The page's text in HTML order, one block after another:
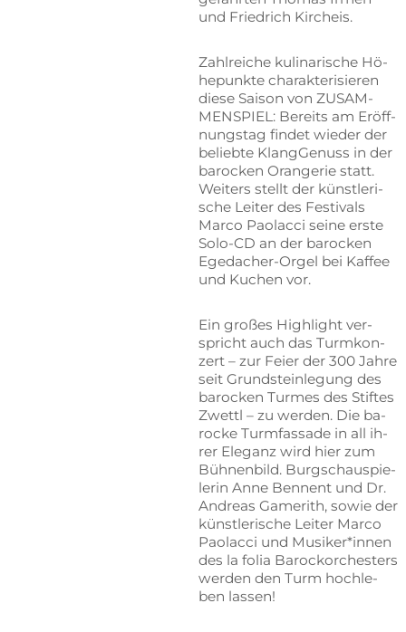
und Fried­rich Kircheis.
Zahl­rei­che ku­li­na­ri­sche Hö­
he­punk­te cha­rak­te­ri­sie­ren
die­se Sai­son von ZU­SAM­
MEN­SPIEL: Be­reits am Er­öff­
nungs­tag fin­det wie­der der
be­lieb­te Klang­Ge­nuss in der
ba­ro­cken Oran­ge­rie statt.
Wei­ters stellt der künst­le­ri­
sche Lei­ter des Fes­ti­vals
Mar­co Pao­l­ac­ci sei­ne ers­te
Solo-CD an der ba­ro­cken
Ege­dach­er-Or­gel bei Kaf­fee
und Ku­chen vor.
Ein gro­ßes High­light ver­
spricht auch das Turm­kon­
zert – zur Fei­er der 300 Jah­re
seit Grund­stein­le­gung des
ba­ro­cken Tur­mes des Stif­tes
Zwettl – zu wer­den. Die ba­
ro­cke Turm­fas­sa­de in all ih­
rer Ele­ganz wird hier zum
Büh­nen­bild. Burg­schau­spie­
le­rin Anne Ben­nent und Dr.
An­dre­as Ga­me­rith, so­wie der
künst­le­ri­sche Lei­ter Mar­co
Pao­l­ac­ci und Musiker*innen
des la fo­lia Ba­rock­or­ches­ters
wer­den den Turm hoch­le­
ben lassen!